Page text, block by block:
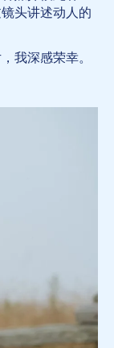
头讲述动人的
我深感荣幸。